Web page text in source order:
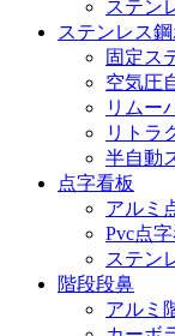
ステン
ステンレス
固定ス
空気圧
リムー
リトラ
半自動
点字看板
アルミ
Pvc点
ステン
階段段鼻
アルミ